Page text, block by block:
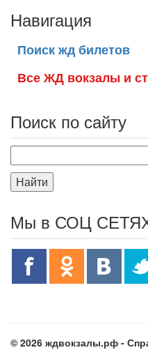
Навигация
Поиск жд билетов
Все ЖД вокзалы и
Поиск по сайту
Найти
Мы в СОЦ
© 2026 ждвокзалы.рф -